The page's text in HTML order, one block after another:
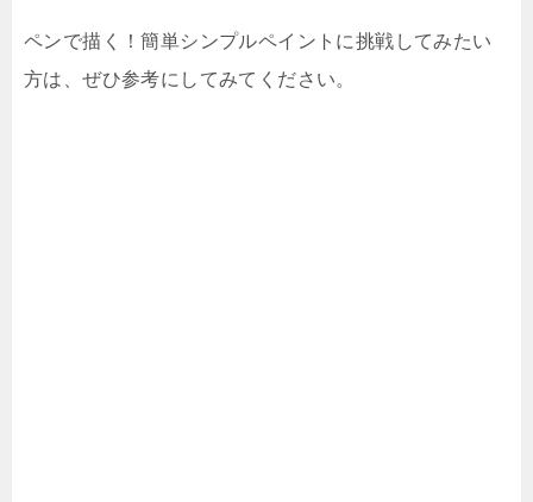
ペンで描く！簡単シンプルペイントに挑戦してみたい
方は、ぜひ参考にしてみてください。